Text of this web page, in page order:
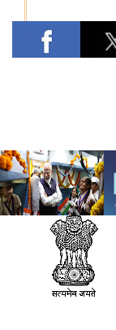
20 लाख करोड़
शिक्षा मंत्रालय
13वीं ब्रिक्स
के प्रति भारत की
प्रतिबद्धता दोहराई
पर्यावरण, वन एवं
केंद्रीय पर्यावरण
महोत्सव समारोह